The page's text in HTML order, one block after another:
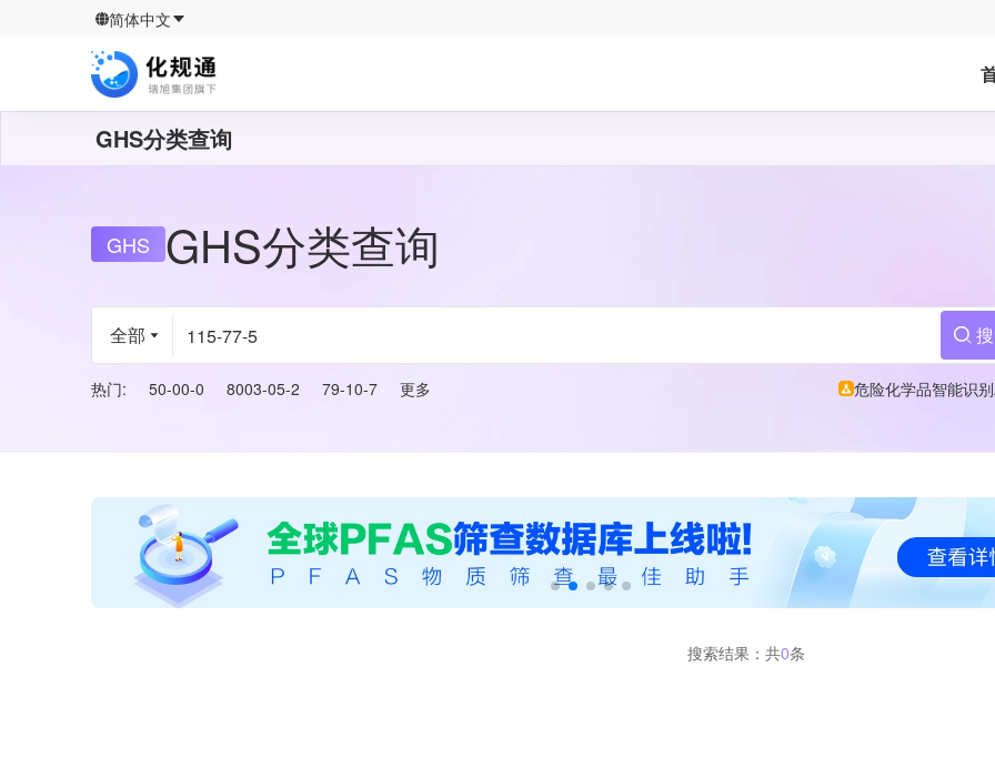
简体中文
GHS分类查询
GHS GHS分类查询
全部
热门: 50-00-0 8003-05-2 79-10-7 更多 危险化学品智能识
搜索结果：共0条